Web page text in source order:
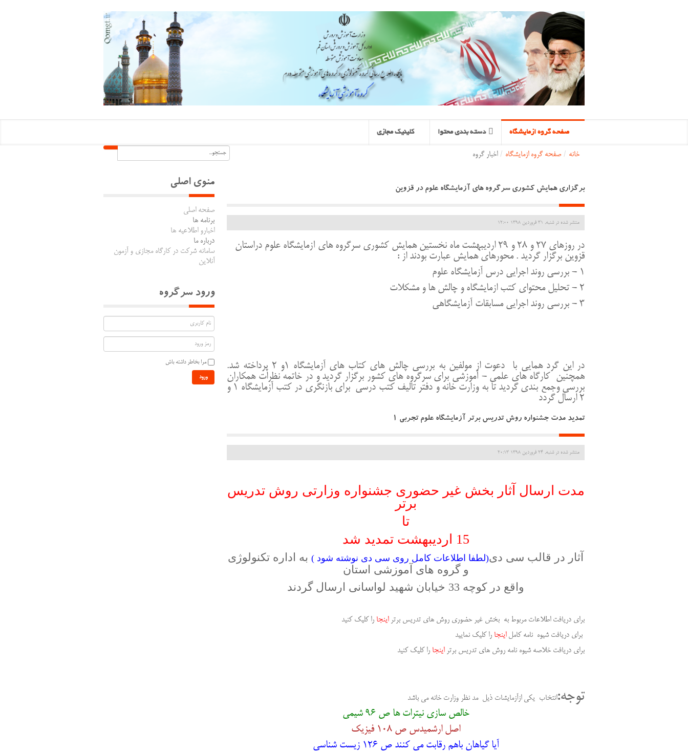
صفحه گروه ازمایشگاه دسته بندی محتوا کلینیک مجازی
خانه / صفحه گروه ازمایشگاه / اخبار گروه
برگزاری همایش کشوری سرگروه های آزمایشگاه علوم در قزوین
منتشر شده در شنبه, 31 فروردين 1398 12:00
در روزهای 27 و 28 و 29 اردیبهشت ماه نخستین همایش کشوری سرگروه های آزمایشگاه علوم دراستان
قزوین برگزار گردید . محورهای همایش عبارت بودند از :
1 - بررسی روند اجرایی درس آزمایشگاه علوم
2 - تحلیل محتوای کتب ازمایشگاه و چالش ها و مشکلات
3 - بررسی روند اجرایی مسابقات آزمایشگاهی
در این گرد همایی با دعوت از مولفین به بررسی چالش های کتاب های آزمایشگاه 1و 2 پرداخته شد.
همچنین کارگاه های علمی - آموزشی برای سرگروه های کشور برگزار گردید و در خاتمه نظرات همکاران
بررسی وجمع بندی گردید تا به وزارت خانه و دفتر تالیف کتب درسی برای بازنگری در کتب آزمایشگاه 1 و
2 ارسال گردد
تمدید مدت جشنواره روش تدریس برتر آزمایشگاه علوم تجربی 1
منتشر شده در شنبه, 24 فروردين 1398 20:13
مدت ارسال آثار بخش غیر حضوری جشنواره وزارتی روش تدریس
برتر
تا
15 اردیبهشت تمدید شد
آثار در قالب سی دی(لطفا اطلاعات کامل روی سی دی نوشته شود )به اداره تکنولوژی
و گروه های آموزشی استان
واقع در کوچه 33 خیابان شهید لواسانی ارسال گردند
برای دریافت اطلاعات مربوط به بخش غیر حضوری روش های تدریس برتر اینجا را کلیک کنید
برای دریافت شیوه نامه کامل اینجا را کلیک نمایید
برای دریافت خلاصه شیوه نامه روش های تدریس برتر اینجا را کلیک کنید
توجه:انتخاب یکی ازآزمایشات ذیل مد نظر وزارت خانه می باشد
خالص سازی نیترات ها ص 96 شیمی
اصل ارشمیدس ص 108 فیزیک
آیا گیاهان باهم رقابت می کنند ص 126 زیست شناسی
منوی اصلی
صفحه اصلی
برنامه ها
اخبارو اطلاعیه ها
درباره ما
سامانه شرکت در کارگاه مجازی و آزمون
آنلاین
ورود سرگروه
مرا بخاطر داشته باش
ورود